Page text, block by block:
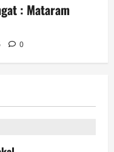
: Mataram
0